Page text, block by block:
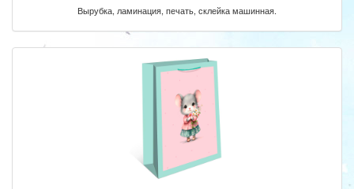
Вырубка, ламинация, печать, склейка машинная.